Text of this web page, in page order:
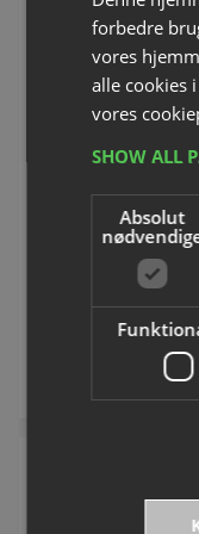
Varenummer:
DKK 55,00
inkl. moms
Køb
forbedre
vores
alle cookies
vores
SHOW ALL
Absolut